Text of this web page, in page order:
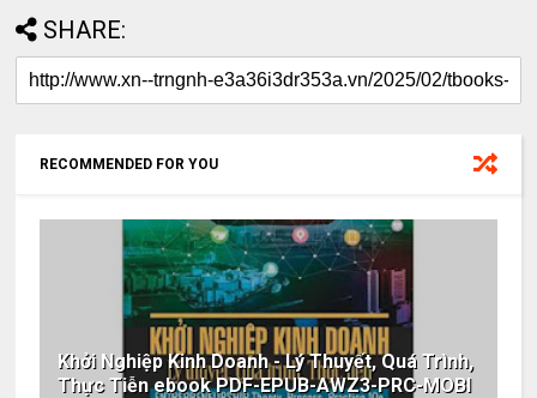
SHARE:
RECOMMENDED FOR YOU
Khởi Nghiệp Kinh Doanh - Lý Thuyết, Quá Trình,
Thực Tiễn ebook PDF-EPUB-AWZ3-PRC-MOBI